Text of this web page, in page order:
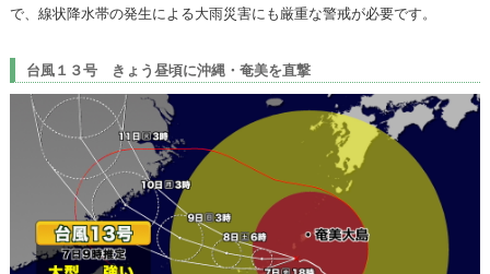
で、線状降水帯の発生による大雨災害にも厳重な警戒が必要です。
台風１３号 きょう昼頃に沖縄・奄美を直撃